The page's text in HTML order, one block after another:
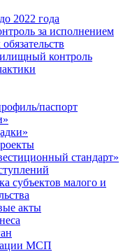
2022 года
за исполнением
контроль
паспорт
стандарт»
субъектов малого и
акты
МСП